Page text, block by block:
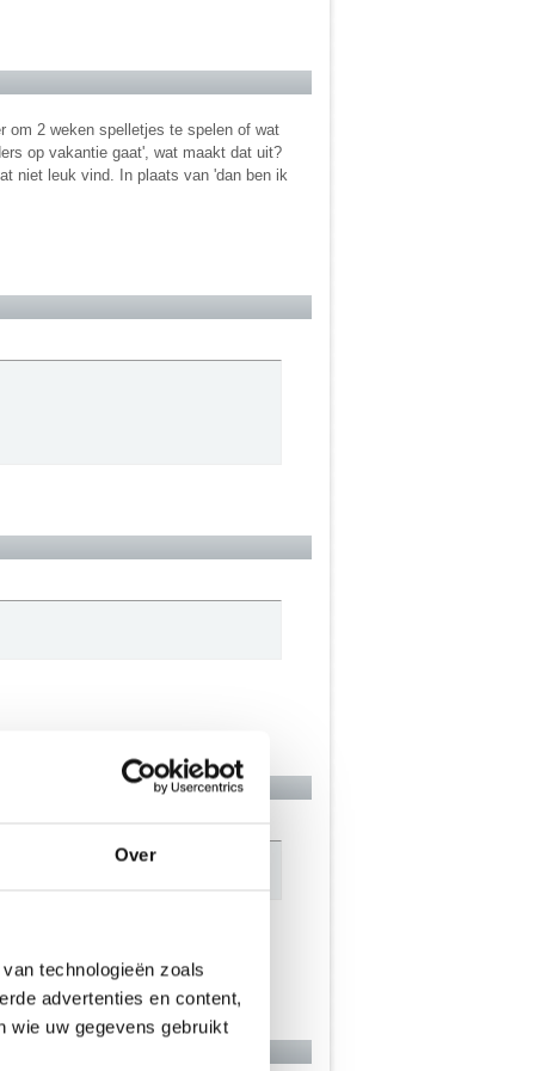
Over
technologieën zoals
advertenties en content,
wie uw gegevens gebruikt
om 2 weken spelletjes te spelen of wat
op vakantie gaat', wat maakt dat uit?
niet leuk vind. In plaats van 'dan ben ik